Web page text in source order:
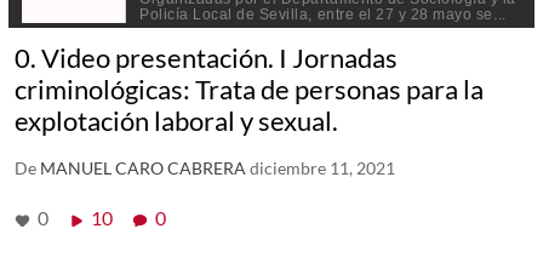
0. Video presentación. I Jornadas
criminológicas: Trata de personas para la
explotación laboral y sexual.
De MANUEL CARO CABRERA diciembre 11, 2021
0 10 0